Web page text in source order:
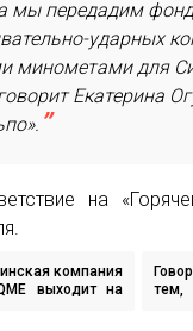
мы передадим
ударных
минометами для
Екатерина
на
компания
выходит на